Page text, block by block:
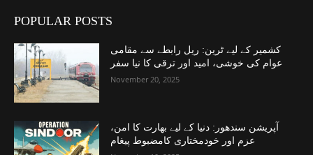
POPULAR POSTS
کشمیر کے لیے ٹرین: ریل رابطے سے مقامی
عوام کی خوشی، امید اور ترقی کا نیا سفر
November 20, 2025
آپریشن سندھور: دنیا کے لیے بھارت کا امن،
عزم اور خودمختاری کامضبوط پیغام